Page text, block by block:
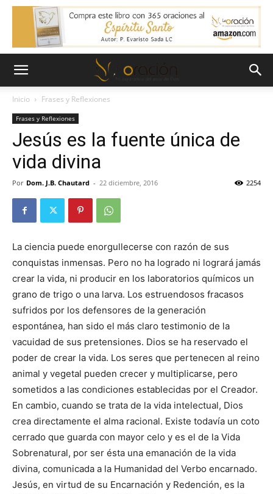
Inicio Frases y Reflexiones
Frases y Reflexiones
Jesús es la fuente única de
vida divina
Por Dom. J.B. Chautard - 22 diciembre, 2016 2254
La ciencia puede enorgullecerse con razón de sus
conquistas inmensas. Pero no ha logrado ni logrará jamás
crear la vida, ni producir en los laboratorios químicos un
grano de trigo o una larva. Los estruendosos fracasos
sufridos por los defensores de la generación
espontánea, han sido el más claro testimonio de la
vacuidad de sus pretensiones. Dios se ha reservado el
poder de crear la vida. Los seres que pertenecen al reino
animal y vegetal pueden crecer y multiplicarse, pero
sometidos a las condiciones establecidas por el Creador.
En cambio, cuando se trata de la vida intelectual, Dios
crea directamente el alma racional. Existe todavía un coto
cerrado que guarda con mayor celo y es el de la Vida
Sobrenatural, por ser ésta una emanación de la vida
divina, comunicada a la Humanidad del Verbo encarnado.
Jesús, en virtud de su Encarnación y Redención, es la